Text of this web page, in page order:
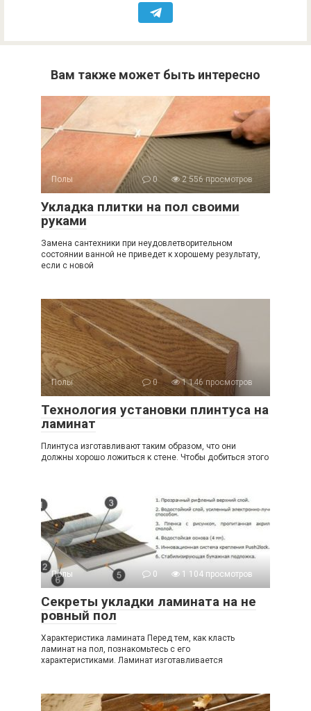
Вам также может быть интересно
Полы 0 2 556 просмотров
Укладка плитки на пол своими
руками
Замена сантехники при неудовлетворительном
состоянии ванной не приведет к хорошему результату,
если с новой
Полы 0 1 146 просмотров
Технология установки плинтуса на
ламинат
Плинтуса изготавливают таким образом, что они
должны хорошо ложиться к стене. Чтобы добиться этого
Полы 0 1 104 просмотров
Секреты укладки ламината на не
ровный пол
Характеристика ламината Перед тем, как класть
ламинат на пол, познакомьтесь с его
характеристиками. Ламинат изготавливается